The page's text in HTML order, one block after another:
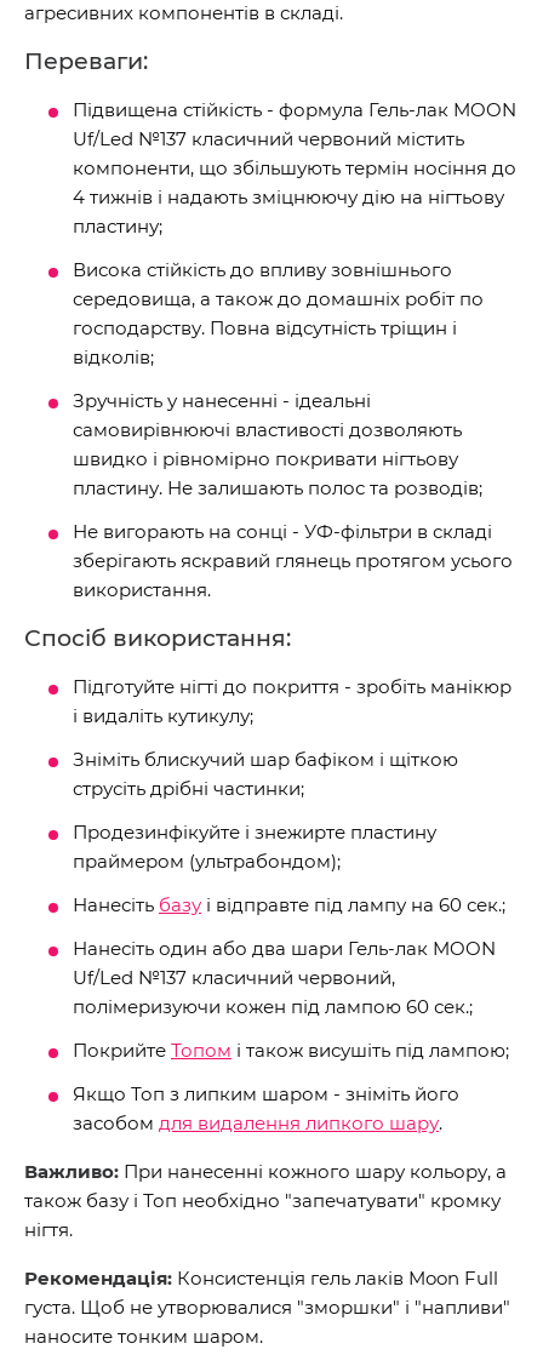
агресивних компонентів в складі.
Переваги:
Підвищена стійкість - формула Гель-лак MOON
Uf/Led №137 класичний червоний містить
компоненти, що збільшують термін носіння до
4 тижнів і надають зміцнюючу дію на нігтьову
пластину;
Висока стійкість до впливу зовнішнього
середовища, а також до домашніх робіт по
господарству. Повна відсутність тріщин і
відколів;
Зручність у нанесенні - ідеальні
самовирівнюючі властивості дозволяють
швидко і рівномірно покривати нігтьову
пластину. Не залишають полос та розводів;
Не вигорають на сонці - УФ-фільтри в складі
зберігають яскравий глянець протягом усього
використання.
Спосіб використання:
Підготуйте нігті до покриття - зробіть манікюр
і видаліть кутикулу;
Зніміть блискучий шар бафіком і щіткою
струсіть дрібні частинки;
Продезинфікуйте і знежирте пластину
праймером (ультрабондом);
Нанесіть базу і відправте під лампу на 60 сек.;
Нанесіть один або два шари Гель-лак MOON
Uf/Led №137 класичний червоний,
полімеризуючи кожен під лампою 60 сек.;
Покрийте Топом і також висушіть під лампою;
Якщо Топ з липким шаром - зніміть його
засобом для видалення липкого шару.
Важливо: При нанесенні кожного шару кольору, а
також базу і Топ необхідно "запечатувати" кромку
нігтя.
Рекомендація: Консистенція гель лаків Moon Full
густа. Щоб не утворювалися "зморшки" і "напливи"
наносите тонким шаром.